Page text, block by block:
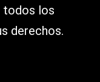
todos los
derechos.